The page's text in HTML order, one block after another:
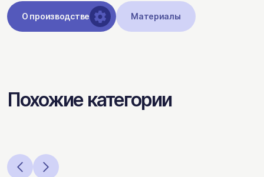
О производстве Материалы
Похожие категории